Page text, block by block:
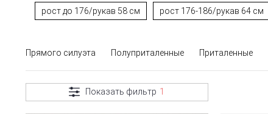
рост до 176/рукав 58 см рост 176-186/рукав 64 см
Прямого силуэта Полуприталенные Приталенные
Показать фильтр 1